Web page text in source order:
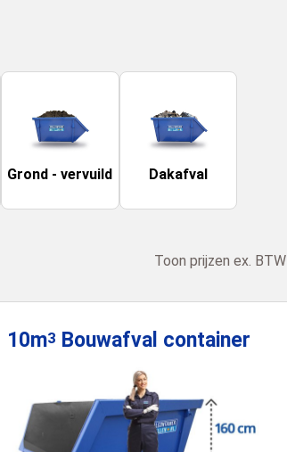
Grond - vervuild Dakafval
Toon prijzen ex. BTW
10m3 Bouwafval container